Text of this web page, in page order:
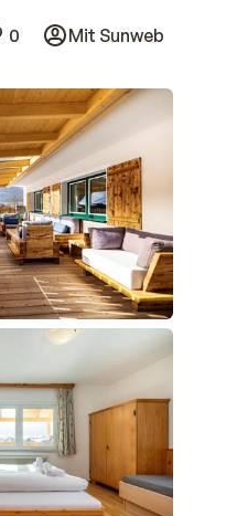
0 Mit Sunweb